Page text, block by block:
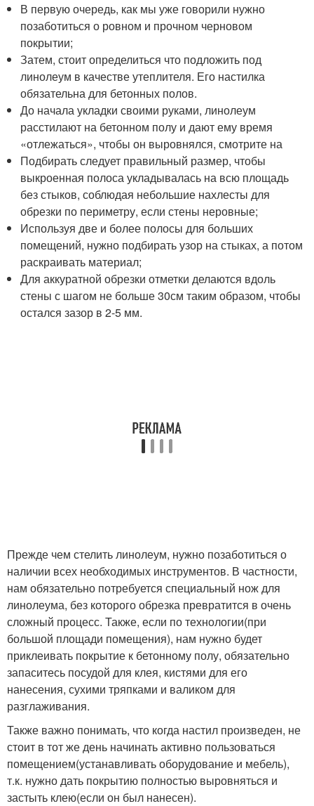
В первую очередь, как мы уже говорили нужно
позаботиться о ровном и прочном черновом
покрытии;
Затем, стоит определиться что подложить под
линолеум в качестве утеплителя. Его настилка
обязательна для бетонных полов.
До начала укладки своими руками, линолеум
расстилают на бетонном полу и дают ему время
«отлежаться», чтобы он выровнялся, смотрите на
Подбирать следует правильный размер, чтобы
выкроенная полоса укладывалась на всю площадь
без стыков, соблюдая небольшие нахлесты для
обрезки по периметру, если стены неровные;
Используя две и более полосы для больших
помещений, нужно подбирать узор на стыках, а потом
раскраивать материал;
Для аккуратной обрезки отметки делаются вдоль
стены с шагом не больше 30см таким образом, чтобы
остался зазор в 2-5 мм.
Прежде чем стелить линолеум, нужно позаботиться о
наличии всех необходимых инструментов. В частности,
нам обязательно потребуется специальный нож для
линолеума, без которого обрезка превратится в очень
сложный процесс. Также, если по технологии(при
большой площади помещения), нам нужно будет
приклеивать покрытие к бетонному полу, обязательно
запаситесь посудой для клея, кистями для его
нанесения, сухими тряпками и валиком для
разглаживания.
Также важно понимать, что когда настил произведен, не
стоит в тот же день начинать активно пользоваться
помещением(устанавливать оборудование и мебель),
т.к. нужно дать покрытию полностью выровняться и
застыть клею(если он был нанесен).